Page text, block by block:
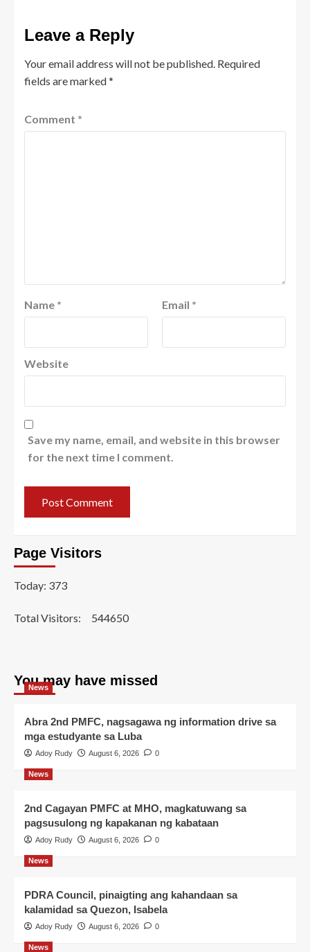
Leave a Reply
Your email address will not be published. Required
fields are marked*
Comment *
Name * Email *
Website
Save my name, email, and website in this browser
for the next time I comment.
Page Visitors
Today: 373
Total Visitors: 544650
You may have missed
News
Abra 2nd PMFC, nagsagawa ng information drive sa
mga estudyante sa Luba
Adoy Rudy August 6, 2026 0
News
2nd Cagayan PMFC at MHO, magkatuwang sa
pagsusulong ng kapakanan ng kabataan
Adoy Rudy August 6, 2026 0
News
PDRA Council, pinaigting ang kahandaan sa
kalamidad sa Quezon, Isabela
Adoy Rudy August 6, 2026 0
News